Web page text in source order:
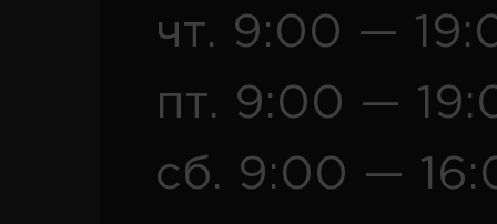
чт. 9:00 —
пт. 9:00 —
сб. 9:00 —